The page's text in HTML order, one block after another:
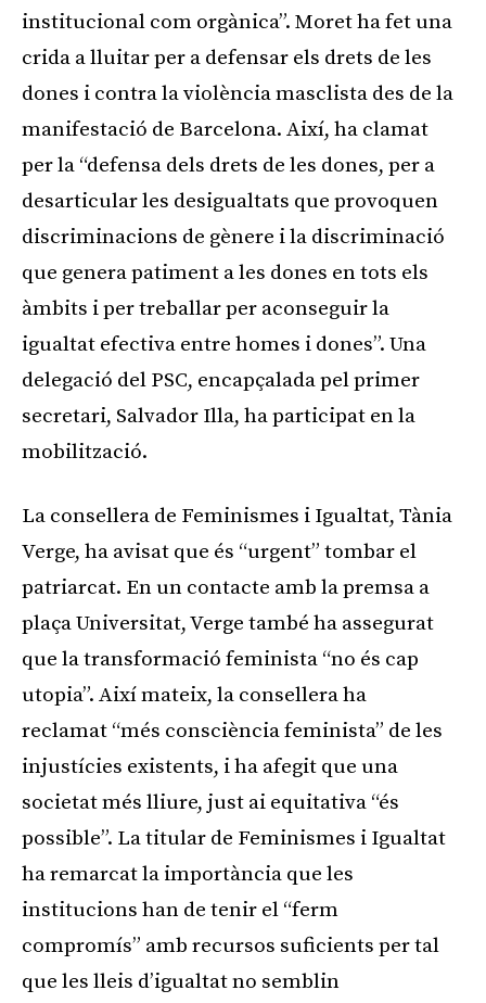
institucional com orgànica”. Moret ha fet una
crida a lluitar per a defensar els drets de les
dones i contra la violència masclista des de la
manifestació de Barcelona. Així, ha clamat
per la “defensa dels drets de les dones, per a
desarticular les desigualtats que provoquen
discriminacions de gènere i la discriminació
que genera patiment a les dones en tots els
àmbits i per treballar per aconseguir la
igualtat efectiva entre homes i dones”. Una
delegació del PSC, encapçalada pel primer
secretari, Salvador Illa, ha participat en la
mobilització.
La consellera de Feminismes i Igualtat, Tània
Verge, ha avisat que és “urgent” tombar el
patriarcat. En un contacte amb la premsa a
plaça Universitat, Verge també ha assegurat
que la transformació feminista “no és cap
utopia”. Així mateix, la consellera ha
reclamat “més consciència feminista” de les
injustícies existents, i ha afegit que una
societat més lliure, just ai equitativa “és
possible”. La titular de Feminismes i Igualtat
ha remarcat la importància que les
institucions han de tenir el “ferm
compromís” amb recursos suficients per tal
que les lleis d’igualtat no semblin